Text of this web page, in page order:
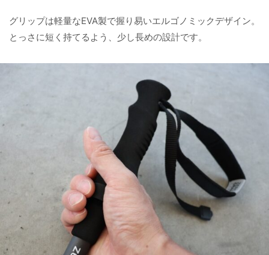
グリップは軽量なEVA製で握り易いエルゴノミックデザイン。
とっさに短く持てるよう、少し長めの設計です。